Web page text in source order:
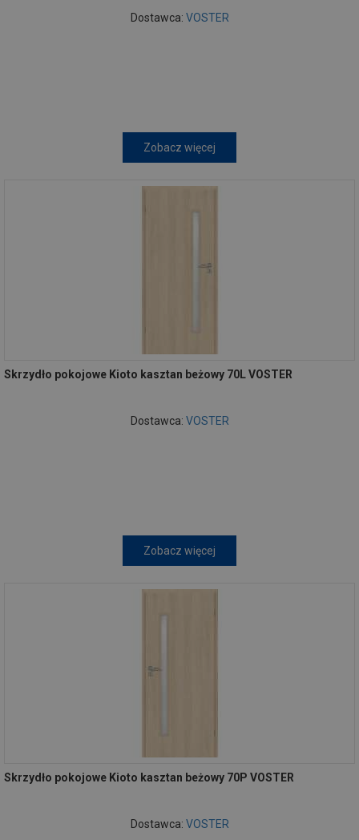
Dostawca: VOSTER
Zobacz więcej
Skrzydło pokojowe Kioto kasztan beżowy 70L VOSTER
Dostawca: VOSTER
Zobacz więcej
Skrzydło pokojowe Kioto kasztan beżowy 70P VOSTER
Dostawca: VOSTER